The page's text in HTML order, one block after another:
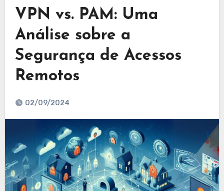
VPN vs. PAM: Uma
Análise sobre a
Segurança de Acessos
Remotos
02/09/2024